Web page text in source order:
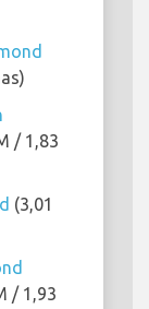
/ 1,83
(3,01
/ 1,93